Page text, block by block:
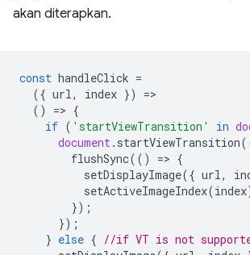
akan diterapkan.
const handleClick =
({ url, index }) =
()
=> {
if ( 'startViewTransition' in
document. startViewTransition
flushSync(() => {
setDisplayImage({ url,
setActiveImageIndex(index
});
});
} else { //if VT is not